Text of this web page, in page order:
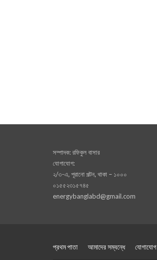
সম্পাদক: রফিকুল বাসার
যোগাযোগ:
২/৩-এ, পূরানো পল্টন, থাকা – ১০০০
০১৫৫২৩১৫৭৪৫
energybanglabd@gmail.com
প্রথম পাতা আমাদের সম্বন্ধে যোগাযোগ